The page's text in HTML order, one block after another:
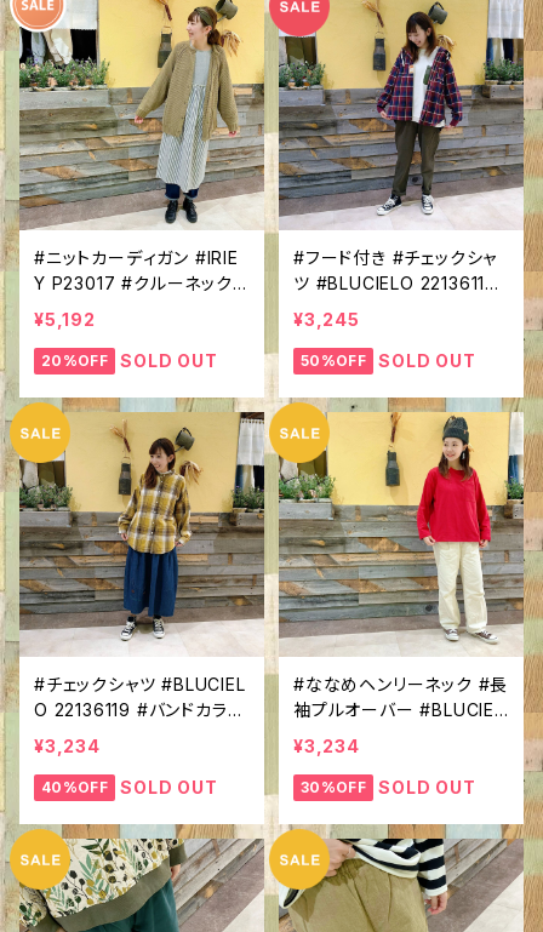
#ニットカーディガン #IRIE
Y P23017 #クルーネック
#前ボタン #ラグランスリー
ブ #ほっこり #あったか #
軽外装
¥5,192
20%OFF SOLD OUT
#フード付き #チェックシャ
ツ #BLUCIELO 22136113
#ネルチェック #リブ付き #
秋色 #軽外装 #アメカジ #
普段使いに
¥3,245
50%OFF SOLD OUT
#チェックシャツ #BLUCIEL
O 22136119 #バンドカラー
#ネルシャツ #BIGサイズ #
やわらか素材感 #普段使い
に
¥3,234
40%OFF SOLD OUT
#ななめヘンリーネック #長
袖プルオーバー #BLUCIEL
O 22129041 #無地 #変型
ヘンリーネック #コットン10
0％ #シンプルコーデ
¥3,234
30%OFF SOLD OUT